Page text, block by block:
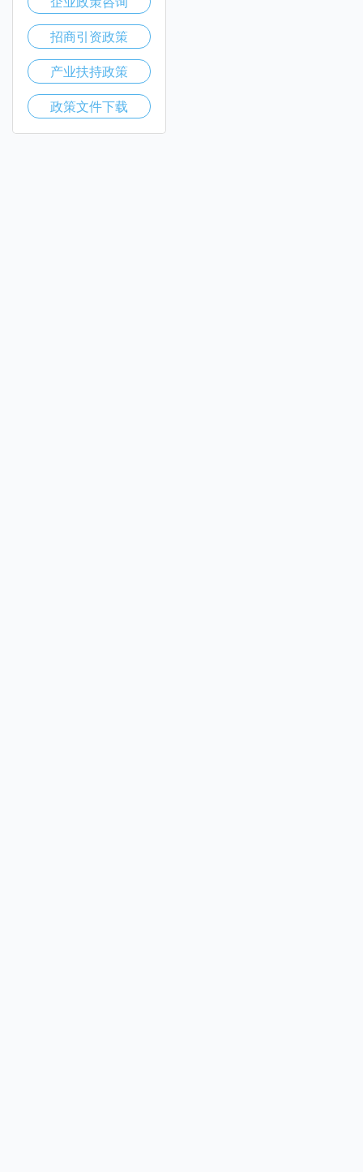
招商引资政策
产业扶持政策
政策文件下载